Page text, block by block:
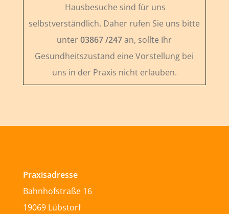
Hausbesuche sind für uns
selbstverständlich. Daher rufen Sie uns bitte
unter03867 /247an, sollte Ihr
Gesundheitszustand eine Vorstellung bei
uns in der Praxis nicht erlauben.
Praxisadresse
Bahnhofstraße 16
19069 Lübstorf